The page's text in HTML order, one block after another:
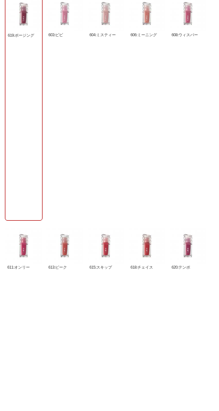
619:ポージング 603:ビビ 604:ミスティー 606:ミーニング 608:ウィスパー
611:オンリー 613:ピーク 615:スキップ 618:チェイス 620:テンポ